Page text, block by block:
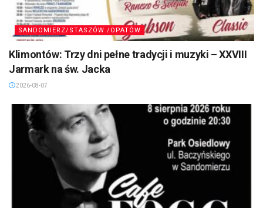
SANDOMIERZ/STASZÓW /OPATÓW
Klimontów: Trzy dni pełne tradycji i muzyki – XXVIII
Jarmark na św. Jacka
2026-08-07